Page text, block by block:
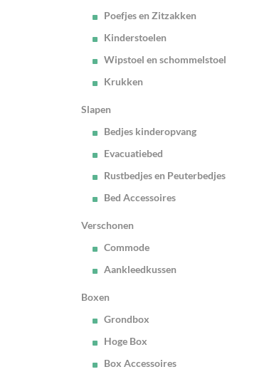
Poefjes en Zitzakken
Kinderstoelen
Wipstoel en schommelstoel
Krukken
Slapen
Bedjes kinderopvang
Evacuatiebed
Rustbedjes en Peuterbedjes
Bed Accessoires
Verschonen
Commode
Aankleedkussen
Boxen
Grondbox
Hoge Box
Box Accessoires